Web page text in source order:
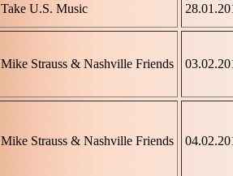
Take U.S. Music
Mike Strauss & Nashville Friends
Mike Strauss & Nashville Friends